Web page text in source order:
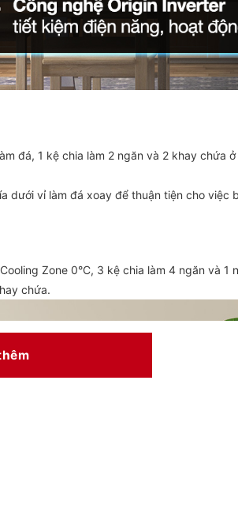
đá, 1 kệ chia làm 2 ngăn và 2 khay chứa
dưới vỉ làm đá xoay để thuận tiện cho việc
Zone 0°C, 3 kệ chia làm 4 ngăn và 1
chứa.